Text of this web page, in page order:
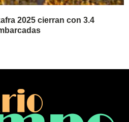
2025 cierran con 3.4